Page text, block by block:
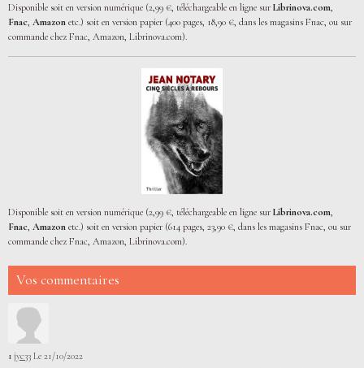
Disponible soit en version numérique (2,99 €, téléchargeable en ligne sur Librinova.com,
Fnac, Amazon etc.) soit en version papier (400 pages, 18,90 €, dans les magasins Fnac, ou sur
commande chez Fnac, Amazon, Librinova.com).
Disponible soit en version numérique (2,99 €, téléchargeable en ligne sur Librinova.com,
Fnac, Amazon etc.) soit en version papier (614 pages, 23,90 €, dans les magasins Fnac, ou sur
commande chez Fnac, Amazon, Librinova.com).
Vos commentaires
1 jyc33 Le 21/10/2022